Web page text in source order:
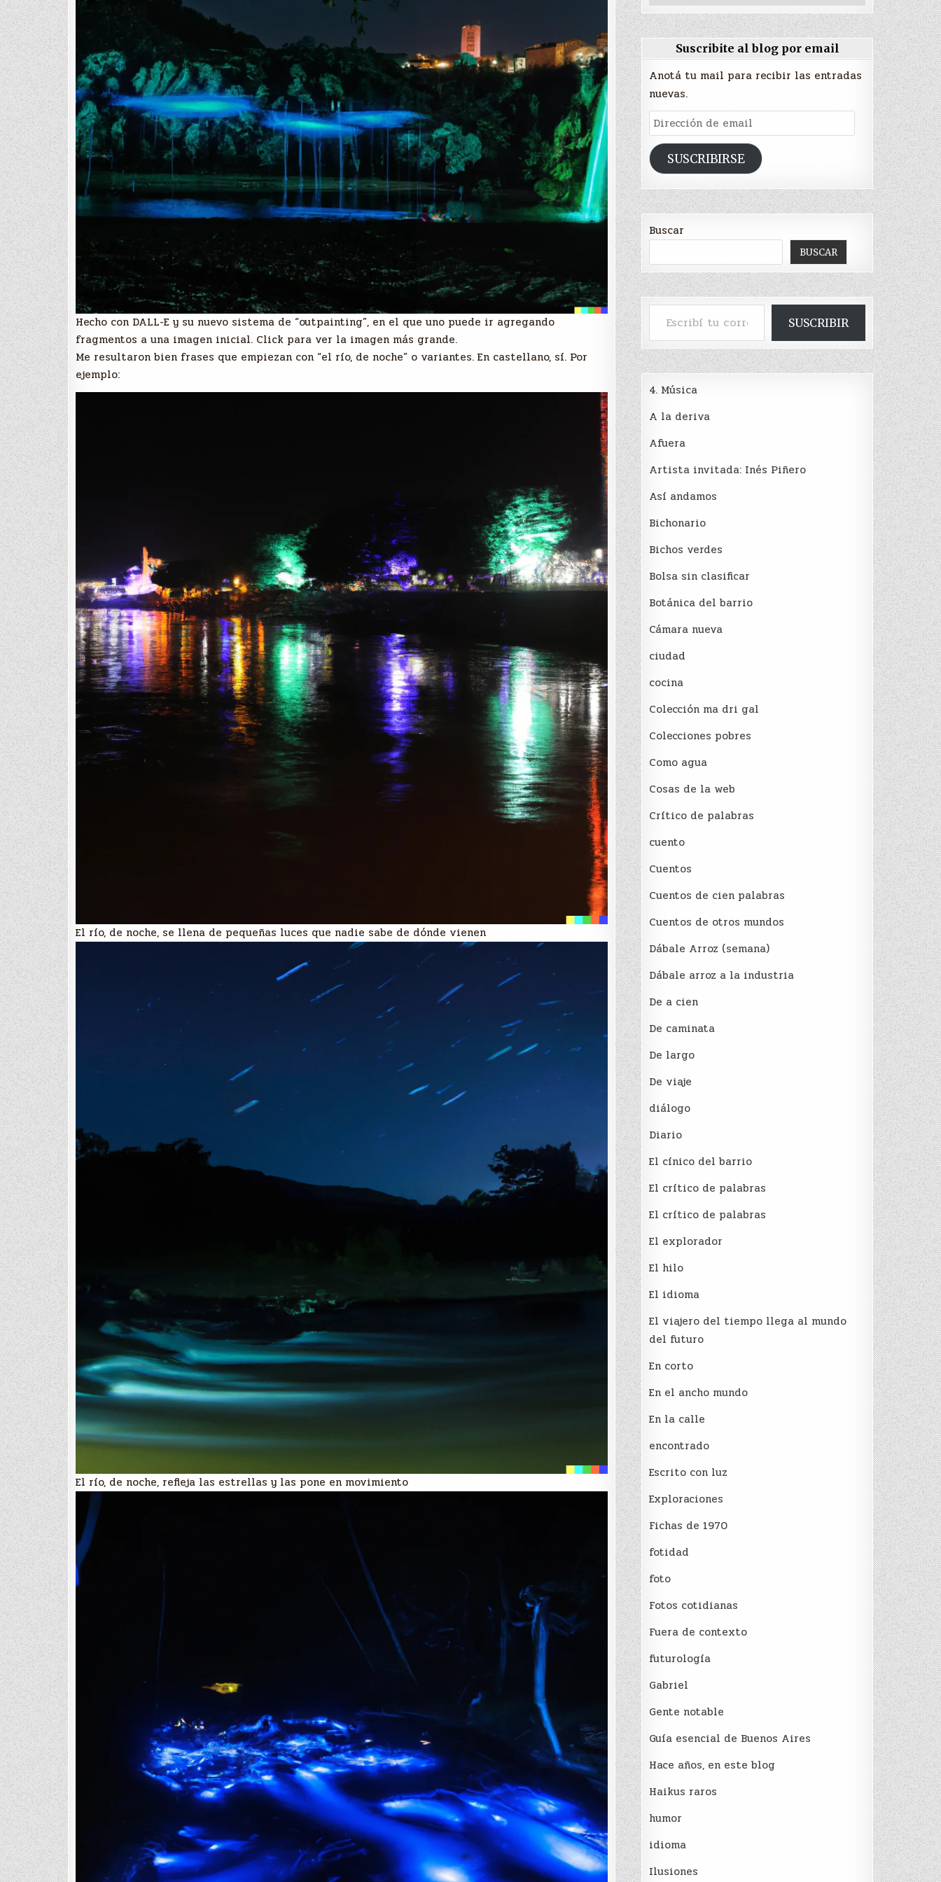
Hecho con DALL-E y su nuevo sistema de “outpainting”, en el que uno puede ir agregando
fragmentos a una imagen inicial. Click para ver la imagen más grande.
Me resultaron bien frases que empiezan con “el río, de noche” o variantes. En castellano, sí. Por
ejemplo:
El río, de noche, se llena de pequeñas luces que nadie sabe de dónde vienen
El río, de noche, refleja las estrellas y las pone en movimiento
Suscribite al blog por email
Anotá tu mail para recibir las entradas
nuevas.
Dirección
de
emailSUSCRIBIRSE
Buscar
BUSCAR
Escribí tu correo electrónico…
SUSCRIBIR
4. Música
A la deriva
Afuera
Artista invitada: Inés Piñero
Así andamos
Bichonario
Bichos verdes
Bolsa sin clasificar
Botánica del barrio
Cámara nueva
ciudad
cocina
Colección ma dri gal
Colecciones pobres
Como agua
Cosas de la web
Crítico de palabras
cuento
Cuentos
Cuentos de cien palabras
Cuentos de otros mundos
Dábale Arroz (semana)
Dábale arroz a la industria
De a cien
De caminata
De largo
De viaje
diálogo
Diario
El cínico del barrio
El crí­tico de palabras
El crí­tico de palabras
El explorador
El hilo
El idioma
El viajero del tiempo llega al mundo
del futuro
En corto
En el ancho mundo
En la calle
encontrado
Escrito con luz
Exploraciones
Fichas de 1970
fotidad
foto
Fotos cotidianas
Fuera de contexto
futurología
Gabriel
Gente notable
Guía esencial de Buenos Aires
Hace años, en este blog
Haikus raros
humor
idioma
Ilusiones